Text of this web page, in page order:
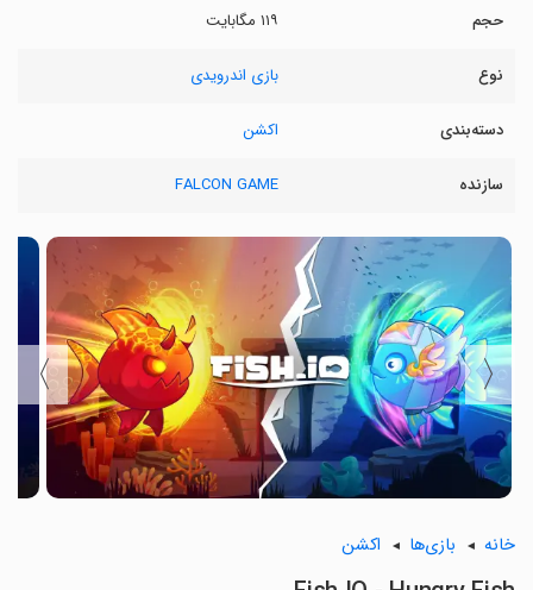
حجم ۱۱۹ مگابایت
نوع بازی اندرویدی
دسته‌بندی اکشن
سازنده FALCON GAME
〈
〉
خانه بازی‌ها اکشن